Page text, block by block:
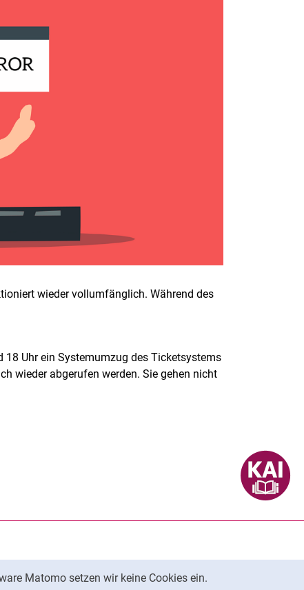
Matomo setzen wir keine Cookies ein.
wieder vollumfänglich. Während des
Uhr ein Systemumzug des Ticketsystems
wieder abgerufen werden. Sie gehen nicht
Link, öffnet neues Fenster)
(externer Link, öffnet neues Fenster)
Kassel auf
Kassel auf
Fenster)
Kassel auf
Fenster)